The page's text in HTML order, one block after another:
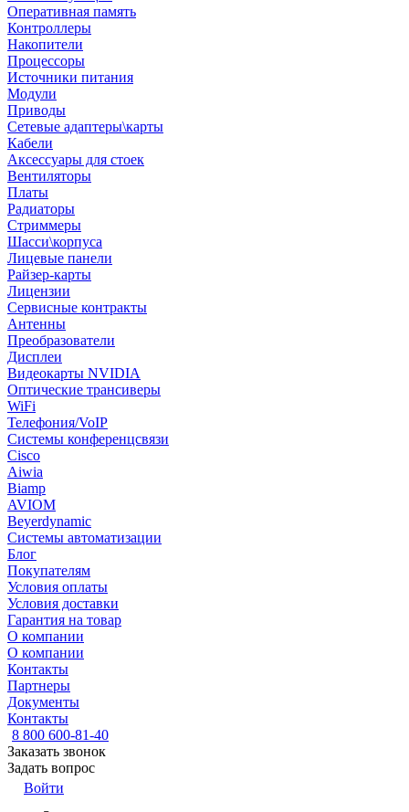
Оперативная память
Контроллеры
Накопители
Процессоры
Источники питания
Модули
Приводы
Сетевые адаптеры\карты
Кабели
Аксессуары для стоек
Вентиляторы
Платы
Радиаторы
Стриммеры
Шасси\корпуса
Лицевые панели
Райзер-карты
Лицензии
Сервисные контракты
Антенны
Преобразователи
Дисплеи
Видеокарты NVIDIA
Оптические трансиверы
WiFi
Телефония/VoIP
Системы конференцсвязи
Cisco
Aiwia
Biamp
AVIOM
Beyerdynamic
Системы автоматизации
Блог
Покупателям
Условия оплаты
Условия доставки
Гарантия на товар
О компании
О компании
Контакты
Партнеры
Документы
Контакты
8 800 600-81-40
Заказать звонок
Задать вопрос
Войти